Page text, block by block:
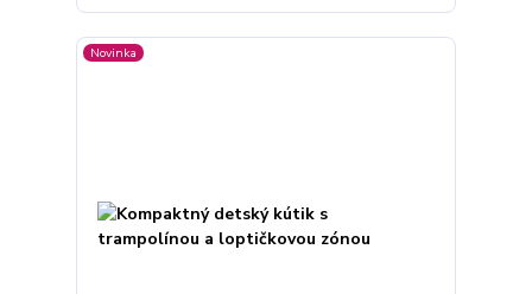
Novinka